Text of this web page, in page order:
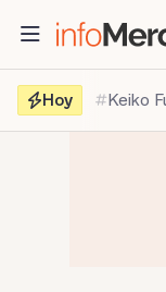
contenido
Hoy
Keiko